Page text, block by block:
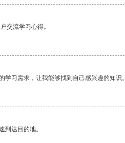
交流学习心得。
习需求，让我能够找到自己感兴趣的知识。
到达目的地。